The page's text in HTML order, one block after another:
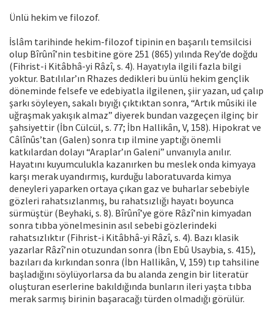
Ünlü hekim ve filozof.
İslâm tarihinde hekim-filozof tipinin en başarılı temsilcisi
olup Bîrûnî’nin tesbitine göre 251 (865) yılında Rey’de doğdu
(Fihrist-i Kitâbhâ-yi Râzî, s. 4). Hayatıyla ilgili fazla bilgi
yoktur. Batılılar’ın Rhazes dedikleri bu ünlü hekim gençlik
döneminde felsefe ve edebiyatla ilgilenen, şiir yazan, ud çalıp
şarkı söyleyen, sakalı bıyığı çıktıktan sonra, “Artık mûsiki ile
uğraşmak yakışık almaz” diyerek bundan vazgeçen ilginç bir
şahsiyettir (İbn Cülcül, s. 77; İbn Hallikân, V, 158). Hipokrat ve
Câlînûs’tan (Galen) sonra tıp ilmine yaptığı önemli
katkılardan dolayı “Araplar’ın Galeni” unvanıyla anılır.
Hayatını kuyumculukla kazanırken bu meslek onda kimyaya
karşı merak uyandırmış, kurduğu laboratuvarda kimya
deneyleri yaparken ortaya çıkan gaz ve buharlar sebebiyle
gözleri rahatsızlanmış, bu rahatsızlığı hayatı boyunca
sürmüştür (Beyhaki, s. 8). Bîrûnî’ye göre Râzî’nin kimyadan
sonra tıbba yönelmesinin asıl sebebi gözlerindeki
rahatsızlıktır (Fihrist-i Kitâbhâ-yi Râzî, s. 4). Bazı klasik
yazarlar Râzî’nin otuzundan sonra (İbn Ebû Usaybia, s. 415),
bazıları da kırkından sonra (İbn Hallikân, V, 159) tıp tahsiline
başladığını söylüyorlarsa da bu alanda zengin bir literatür
oluşturan eserlerine bakıldığında bunların ileri yaşta tıbba
merak sarmış birinin başaracağı türden olmadığı görülür.